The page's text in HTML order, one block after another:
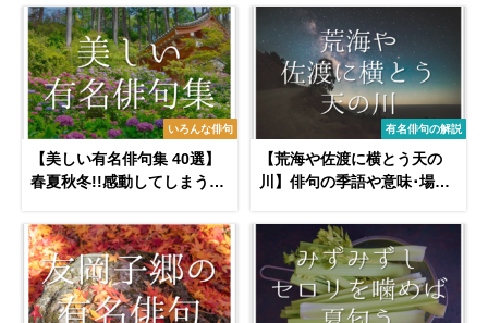
解説!!
いろんな俳句
【美しい有名俳句集 40選】
春夏秋冬!!感動してしまう俳
有名俳句の解説
【荒海や佐渡に横とう天の
川】俳句の季語や意味･場所
底解説!!